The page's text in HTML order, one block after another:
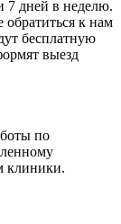
7 дней в неделю.
к нам
бесплатную
выезд
по
клиники.